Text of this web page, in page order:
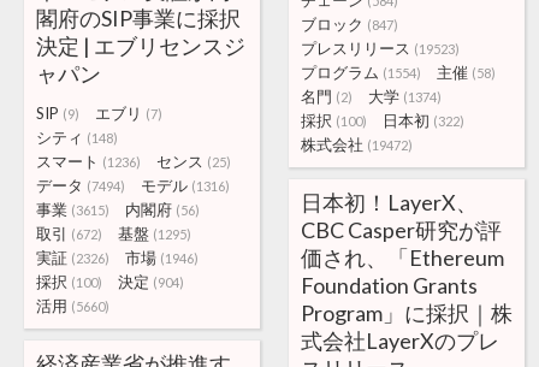
ブロック (847)
プレスリリース (19523)
プログラム (1554) 主催 (58)
名門 (2) 大学 (1374)
採択 (100) 日本初 (322)
株式会社 (19472)
閣府のSIP事業に採択
決定 | エブリセンスジ
ャパン
SIP (9) エブリ (7)
シティ (148)
スマート (1236) センス (25)
データ (7494) モデル (1316)
事業 (3615) 内閣府 (56)
取引 (672) 基盤 (1295)
実証 (2326) 市場 (1946)
採択 (100) 決定 (904)
活用 (5660)
日本初！LayerX、
CBC Casper研究が評
価され、「Ethereum
Foundation Grants
Program」に採択｜株
式会社LayerXのプレ